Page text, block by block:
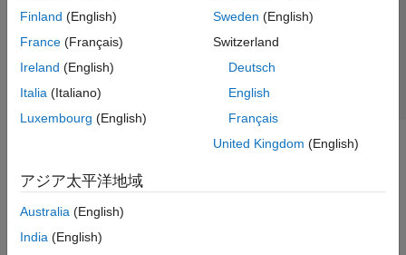
Finland (English)
France (Français)
Ireland (English)
Italia (Italiano)
Luxembourg (English)
Sweden (English)
Switzerland
Deutsch
English
Français
United Kingdom (English)
アジア太平洋地域
Australia (English)
India (English)